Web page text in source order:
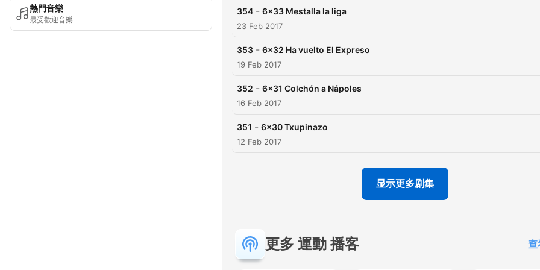
熱門音樂
最受歡迎音樂
354 - 6x33 Mestalla la liga
23 Feb 2017
353 - 6x32 Ha vuelto El Expreso
19 Feb 2017
352 - 6x31 Colchón a Nápoles
16 Feb 2017
351 - 6x30 Txupinazo
12 Feb 2017
显示更多剧集
更多 運動 播客 查